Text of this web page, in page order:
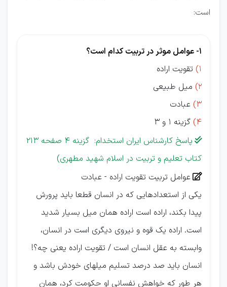
است:
1- عوامل موثر در تربیت کدام است؟
1) تقویت اراده
2) میل طبیعی
3) عبادت
4) گزینه 1 و 3

پاسخ کارشناس ایران استخدام: گزینه 4 صفحه 213
کتاب تعلیم و تربیت در اسلام شهید مطهری)
 عوامل تربیت تقویت اراده - عبادت
یكی از استعدادهایی كه در انسان قطعا باید پرورش
پیدا بكند، اراده است اراده همان میل بسیار شدید
است. اراده یک قوه و نیروی دیگری است در انسان،
وابسته به عقل انسان است / تقویت اراده یعنی چه؟!
انسان باید صد درصد تسلیم میلهای خودش باشد و
هر طور كه خواهش نفسانی او حكومت كرد، همان